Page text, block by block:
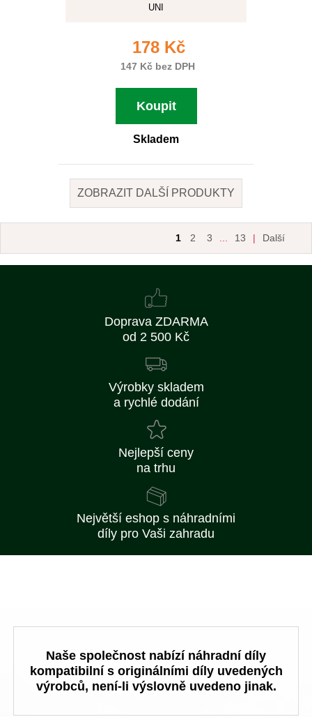
UNI
178 Kč
147 Kč bez DPH
Koupit
Skladem
ZOBRAZIT DALŠÍ PRODUKTY
1 2 3 13 | Další
Doprava ZDARMA
od 2 500 Kč
Výrobky skladem
a rychlé dodání
Nejlepší ceny
na trhu
Největší eshop s náhradními
díly pro Vaši zahradu
Naše společnost nabízí náhradní díly
kompatibilní s originálními díly uvedených
výrobců, není-li výslovně uvedeno jinak.